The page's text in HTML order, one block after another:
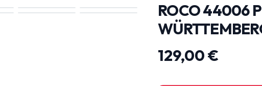
ROCO 44006
129,00 €